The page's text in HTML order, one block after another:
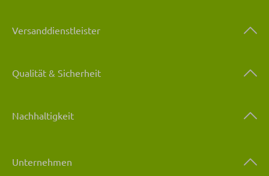
Versanddienstleister
Qualität & Sicherheit
Nachhaltigkeit
Unternehmen